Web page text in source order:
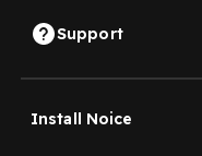
Support
Install Noice